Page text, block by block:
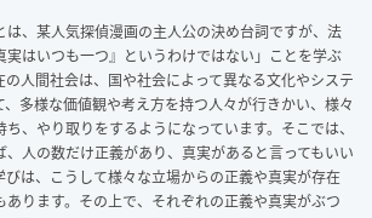
は、某人気探偵漫画の主人公の決め台詞ですが、法
実はいつも一つ』というわけではない」ことを学ぶ
の人間社会は、国や社会によって異なる文化やシステ
多様な価値観や考え方を持つ人々が行きかい、様々
、やり取りをするようになっています。そこでは、
人の数だけ正義があり、真実があると言ってもいい
びは、こうして様々な立場からの正義や真実が存在
あります。その上で、それぞれの正義や真実がぶつ